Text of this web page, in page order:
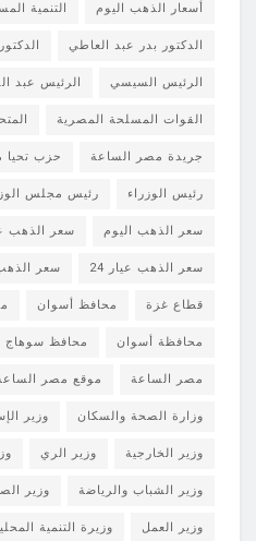
أسعار الذهب اليوم التنمية
الدكتور بدر عبد العاطي
الرئيس السيسي الرئيس عبد
القوات المسلحة المصرية
جريدة مصر الساعة حزب تحيا
رئيس الوزراء رئيس مجلس
سعر الذهب اليوم سعر الذهب
سعر الذهب عيار 24 سعر
قطاع غزة محافظ أسوان
محافظة أسوان محافظ سوهاج
مصر الساعة موقع مصر
وزارة الصحة والسكان وزير
وزير الخارجية وزير الري
وزير الشباب والرياضة وزير
وزير العمل وزيرة التنمية